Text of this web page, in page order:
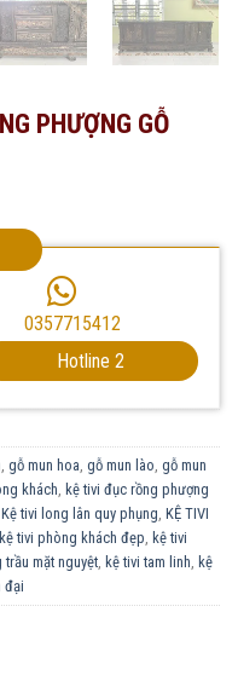
PHƯỢNG GỖ
0357715412
Hotline 2
, gỗ mun hoa, gỗ mun lào, gỗ mun
khách, kệ tivi đục rồng phượng
Kệ tivi long lân quy phụng, KỆ TIVI
kệ tivi phòng khách đẹp, kệ tivi
trầu mặt nguyệt, kệ tivi tam linh, kệ
đại